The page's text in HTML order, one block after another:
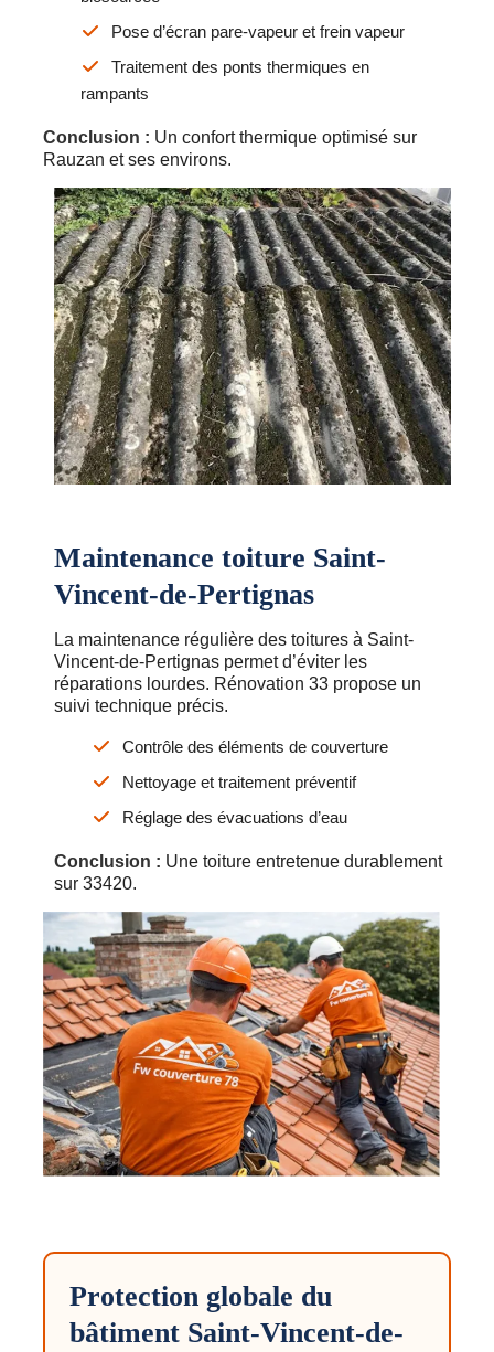
Pose d’écran pare-vapeur et frein vapeur
Traitement des ponts thermiques en
rampants
Conclusion : Un confort thermique optimisé sur
Rauzan et ses environs.
Maintenance toiture Saint-
Vincent-de-Pertignas
La maintenance régulière des toitures à Saint-
Vincent-de-Pertignas permet d’éviter les
réparations lourdes. Rénovation 33 propose un
suivi technique précis.
Contrôle des éléments de couverture
Nettoyage et traitement préventif
Réglage des évacuations d’eau
Conclusion : Une toiture entretenue durablement
sur 33420.
Protection globale du
bâtiment Saint-Vincent-de-